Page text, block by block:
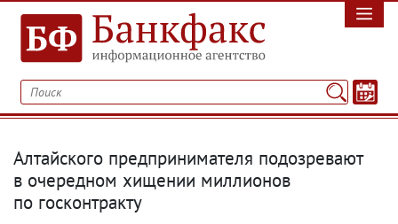
Алтайского предпринимателя подозревают
в очередном хищении миллионов
по госконтракту